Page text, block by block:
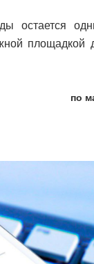
остается
площадкой
по